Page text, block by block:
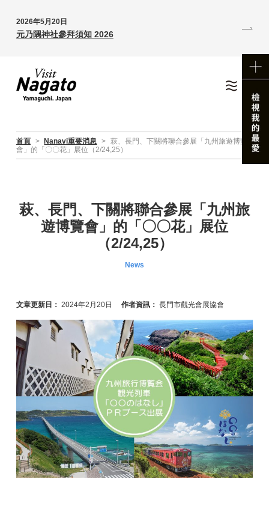
2026年5月20日
元乃隅神社參拜須知 2026
首頁 > Nanavi重要消息 > 萩、長門、下關將聯合參展「九州旅遊博覽
會」的「〇〇花」展位（2/24,25）
萩、長門、下關將聯合參展「九州旅
遊博覽會」的「〇〇花」展位
（2/24,25）
News
文章更新日： 2024年2月20日 作者資訊： 長門市觀光會展協會